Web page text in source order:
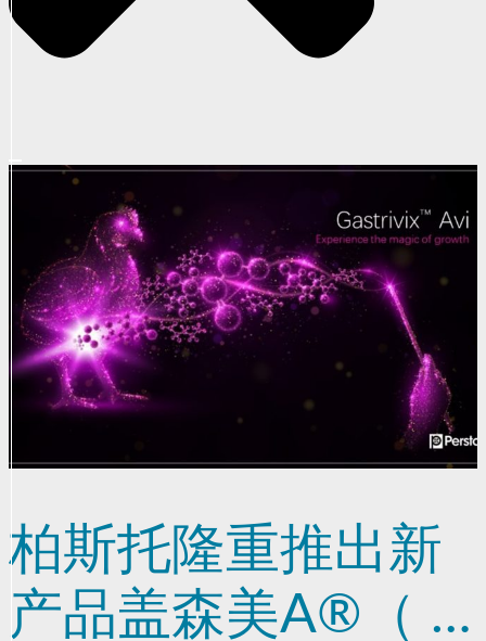
柏斯托隆重推出新
产品盖森美A®（ ™